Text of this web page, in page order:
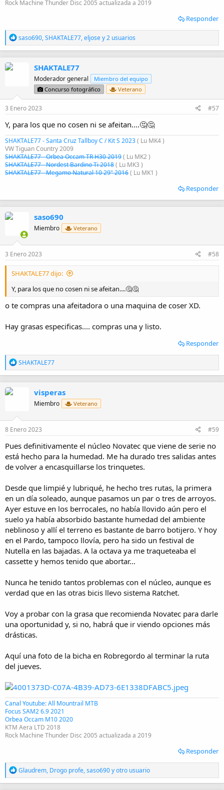
Rock Machine Thunder Disc 2005 actualizada a 2019
Responder
R
e
a
e
s
saso690,SHAKTALE77,eljosey 2 usuarios
SHAKTALE77
Moderador general
Miembro del equipo
Concurso fotográfico
Veterano
3 Enero 2023 #57
Y, para los que no cosen ni se afeitan....🤔🤔
SHAKTALE77 - Santa Cruz Tallboy C / Kit S 2023( Lu MK4 )
VW Tiguan Country 2009
SHAKTALE77 - Orbea Occam TR H30 2019( Lu MK2 )
SHAKTALE77 - Nordest Bardino Ti 2018( Lu MK3 )
SHAKTALE77 - Megamo Natural 10 29" 2016( Lu MK1 )
Responder
saso690
Miembro Veterano
3 Enero 2023 #58
SHAKTALE77 dijo:
Y, para los que no cosen ni se afeitan....🤔🤔
o te compras una afeitadora o una maquina de coser XD.
Hay grasas especificas.... compras una y listo.
Responder
R
e
a
n
s
SHAKTALE77
visperas
Miembro Veterano
8 Enero 2023 #59
Pues definitivamente el núcleo Novatec que viene de serie no
está hecho para la humedad. Me ha durado tres salidas antes
de volver a encasquillarse los trinquetes.
Desde que limpié y lubriqué, he hecho tres rutas, la primera
en un día soleado, aunque pasamos un par o tres de arroyos.
Ayer estuve en los berrocales, no había llovido aún pero el
suelo ya había absorbido bastante humedad del ambiente
neblinoso y allí el terreno es bastante de barro botijero. Y hoy
en el Pardo, tampoco llovía, pero ha sido un festival de
Nutella en las bajadas. A la octava ya me traqueteaba el
cassette y hemos tenido que abortar…
Nunca he tenido tantos problemas con el núcleo, aunque es
verdad que en las otras bicis llevo sistema Ratchet.
Voy a probar con la grasa que recomienda Novatec para darle
una oportunidad y, si no, habrá que ir viendo opciones más
drásticas.
Aquí una foto de la bicha en Robregordo al terminar la ruta
del jueves.
Canal Youtube: All Mountrail MTB
Focus SAM2 6.9 2021
Orbea Occam M10 2020
KTM Aera LTD 2018
Rock Machine Thunder Disc 2005 actualizada a 2019
Responder
R
e
a
Glaudrem, Drogo profe,saso690y otro usuario